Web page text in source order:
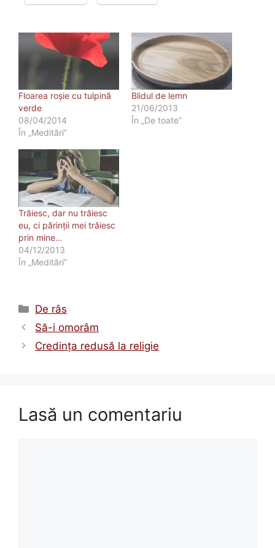
Floarea roşie cu tulpină
verde
08/04/2014
În „Meditări”
Blidul de lemn
21/06/2013
În „De toate”
Trăiesc, dar nu trăiesc
eu, ci părinţii mei trăiesc
prin mine…
04/12/2013
În „Meditări”
Categorii
De râs
Să-i omorâm
Credinţa redusă la religie
Lasă un comentariu